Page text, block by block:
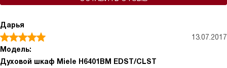
Дарья
13.07.2017
Модель:
Духовой шкаф Miele H6401BM EDST/CLST